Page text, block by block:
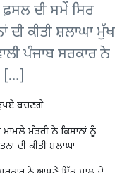
ਫ਼ਸਲ ਦੀ ਸਮੇਂ ਸਿਰ
ਕੀਤੀ ਸ਼ਲਾਘਾ ਮੁੱਖ
ਪੰਜਾਬ ਸਰਕਾਰ ਨੇ
[…]
ਬਚਣਗੇ
ਮੰਤਰੀ ਨੇ ਕਿਸਾਨਾਂ ਨੂੰ
ਦੀ ਕੀਤੀ ਸ਼ਲਾਘਾ